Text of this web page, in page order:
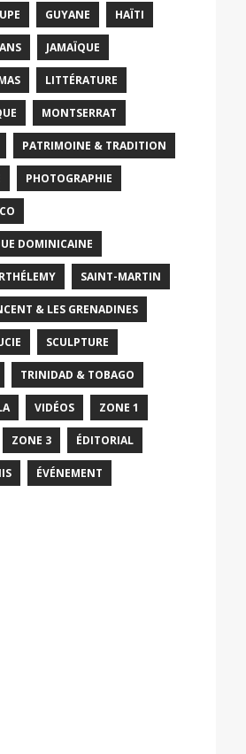
GUYANE HAÏTI
JAMAÏQUE
LITTÉRATURE
MONTSERRAT
PATRIMOINE & TRADITION
PHOTOGRAPHIE
DOMINICAINE
SAINT-MARTIN
& LES GRENADINES
SCULPTURE
TRINIDAD & TOBAGO
VIDÉOS ZONE 1
ZONE 3 ÉDITORIAL
ÉVÉNEMENT